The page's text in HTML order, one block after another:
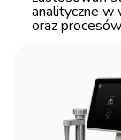
analityczne w
oraz